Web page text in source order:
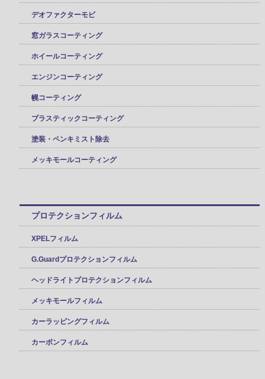
デオファクターモビ
窓ガラスコーティング
ホイールコーティング
エンジンコーティング
幌コーティング
プラスティックコーティング
塗装・ペンキミスト除去
メッキモールコーティング
プロテクションフィルム
XPELフィルム
G.Guardプロテクションフィルム
ヘッドライトプロテクションフィルム
メッキモールフィルム
カーラッピングフィルム
カーボンフィルム